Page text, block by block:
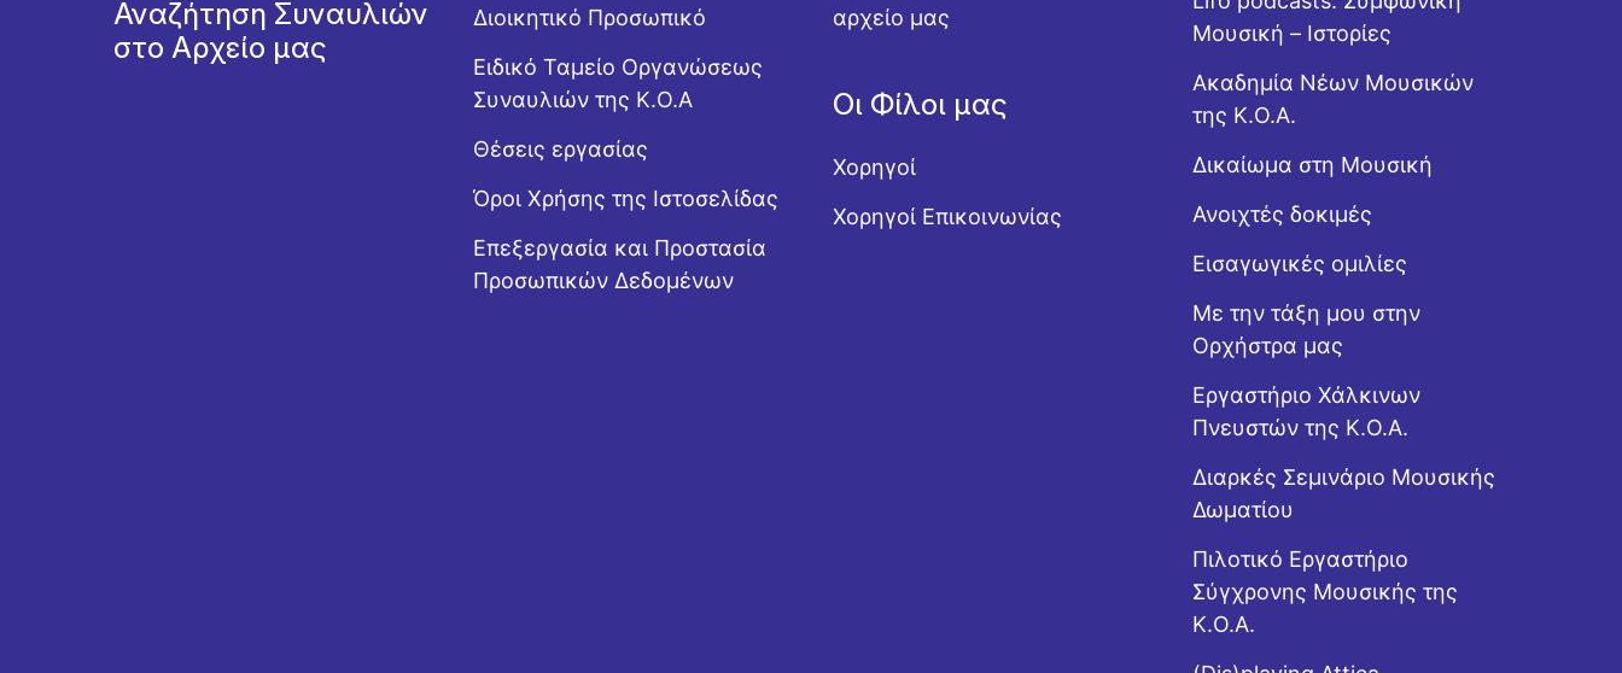
Αναζήτηση Συναυλιών
στο Αρχείο μας
Διοικητικό Προσωπικό
Ειδικό Ταμείο Οργανώσεως
Συναυλιών της Κ.Ο.Α
Θέσεις εργασίας
Όροι Χρήσης της Ιστοσελίδας
Επεξεργασία και Προστασία
Προσωπικών Δεδομένων
αρχείο μας
Οι Φίλοι μας
Χορηγοί
Χορηγοί Επικοινωνίας
Μουσική – Ιστορίες
Ακαδημία Νέων Μουσικών
της Κ.Ο.Α.
Δικαίωμα στη Μουσική
Ανοιχτές δοκιμές
Εισαγωγικές ομιλίες
Με την τάξη μου στην
Ορχήστρα μας
Εργαστήριo Χάλκινων
Πνευστών της Κ.Ο.Α.
Διαρκές Σεμινάριο Μουσικής
Δωματίου
Πιλοτικό Εργαστήριο
Σύγχρονης Μουσικής της
Κ.Ο.Α.